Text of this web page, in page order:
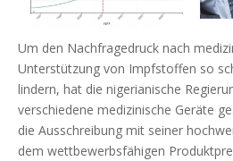
Um den Nachfragedruck nach
Unterstützung von Impfstoffen so
lindern, hat die nigerianische
verschiedene medizinische Geräte
die Ausschreibung mit seiner
dem wettbewerbsfähigen